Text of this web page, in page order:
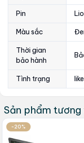
Pin
Màu sắc
Thời gian
bảo hành
Tình trạng
Sản phẩm
-20%